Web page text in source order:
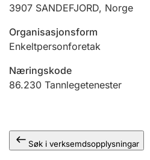
Ektepaktrettleiaren
Andre tema
3907 SANDEFJORD, Norge
Organisasjonsform
Enkeltpersonforetak
Næringskode
86.230 Tannlegetenester
Søk i verksemdsopplysningar